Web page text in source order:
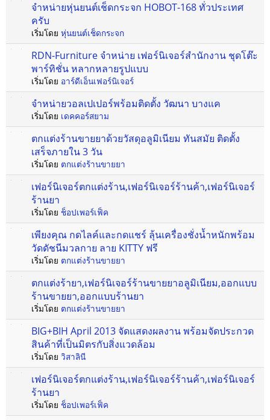
จำหน่ายหุ่นยนต์เช็ดกระจก HOBOT-168 ทั่วประเทศ
ครับ
เริ่มโดย หุ่นยนต์เช็ดกระจก
RDN-Furniture จำหน่าย เฟอร์นิเจอร์สำนักงาน ชุดโต๊ะ
พาร์ทิชั่น หลากหลายรูปแบบ
เริ่มโดย อาร์ดีเอ็นเฟอร์นิเจอร์
จำหน่ายวอลเปเปอร์พร้อมติดตั้ง วัฒนา บางแค
เริ่มโดย เดคคอร์สยาม
ตกแต่งร้านขายยาด้วยวัสดุอลูมิเนียม ทันสมัย ติดตั้ง
เสร็จภายใน 3 วัน
เริ่มโดย ตกแต่งร้านขายยา
เฟอร์นิเจอร์ตกแต่งร้าน,เฟอร์นิเจอร์ร้านค้า,เฟอร์นิเจอร์
ร้านยา
เริ่มโดย ช็อปเพอร์เฟ็ค
เพียงคุณ กดไลค์และกดแชร์ ลุ้นเครื่องชั่งน้ำหนักพร้อม
วัดดัชนีมวลกาย ลาย KITTY ฟรี
เริ่มโดย ตกแต่งร้านขายยา
ตกแต่งร้ายา,เฟอร์นิเจอร์ร้านขายยาอลูมิเนียม,ออกแบบ
ร้านขายยา,ออกแบบร้านยา
เริ่มโดย ตกแต่งร้านขายยา
BIG+BIH April 2013 จัดแสดงผลงาน พร้อมจัดประกวด
สินค้าที่เป็นมิตรกับสิ่งแวดล้อม
เริ่มโดย วิสาลินี
เฟอร์นิเจอร์ตกแต่งร้าน,เฟอร์นิเจอร์ร้านค้า,เฟอร์นิเจอร์
ร้านยา
เริ่มโดย ช็อปเพอร์เฟ็ค